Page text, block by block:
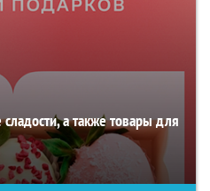
а также товары для